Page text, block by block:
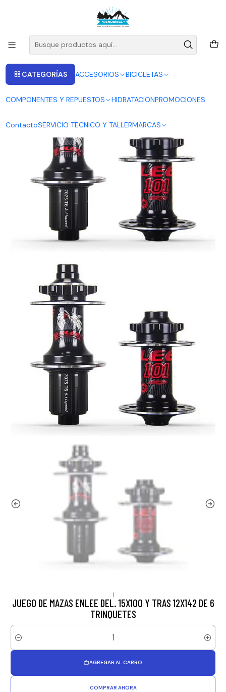
CATEGORÍAS ACCESORIOS BICICLETAS
COMPONENTES Y REPUESTOS HIDRATACIONPROMOCIONES
ContactoSERVICIO TECNICO Y TALLERMARCAS
ENVIOS A LAS RECIONES V - IV - RM DESDE 2.990
JUEGO DE MAZAS ENLEE DEL. 15X100 Y TRAS 12X142 DE 6 TRINQUETES
|
JUEGO DE MAZAS ENLEE DEL. 15X100 Y TRAS 12X142 DE 6
TRINQUETES
Cantidad
AGREGAR AL CARRO
COMPRAR AHORA